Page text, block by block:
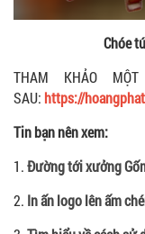
Chóe
THAM KHẢO
SAU: https://
Tin bạn nên xem:
1.Đường tới xưởng
2. In ấn logo lên ấm